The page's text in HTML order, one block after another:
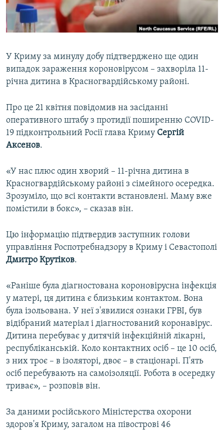
ВІДЕОУРОКИ «ELIFBE»
СВІДЧЕННЯ ОКУПАЦІЇ
ІНФОГРАФІКА
Русский
Qırımtatar
ДОЛУЧАЙСЯ!
Усі сайти RFE/RL
У Криму за минулу добу підтверджено ще один
випадок зараження короновірусом – захворіла 11-
річна дитина в Красногвардійському районі.
Про це 21 квітня повідомив на засіданні
оперативного штабу з протидії поширенню COVID-
19 підконтрольний Росії глава Криму Сергій
Аксенов.
«У нас плюс один хворий – 11-річна дитина в
Красногвардійському районі з сімейного осередка.
Зрозуміло, що всі контакти встановлені. Маму вже
помістили в бокс», – сказав він.
Цю інформацію підтвердив заступник голови
управління Роспотребнадзору в Криму і Севастополі
Дмитро Крутіков.
«Раніше була діагностована короновірусна інфекція
у матері, ця дитина є близьким контактом. Вона
була ізольована. У неї з'явилися ознаки ГРВІ, був
відібраний матеріал і діагностований коронавірус.
Дитина перебуває у дитячій інфекційній лікарні,
республіканській. Коло контактних осіб – це 10 осіб,
з них троє – в ізоляторі, двоє – в стаціонарі. П'ять
осіб перебувають на самоізоляції. Робота в осередку
триває», – розповів він.
За даними російського Міністерства охорони
здоров'я Криму, загалом на півострові 46